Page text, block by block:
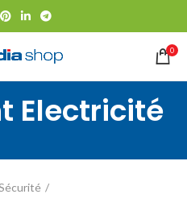
0
Electricité